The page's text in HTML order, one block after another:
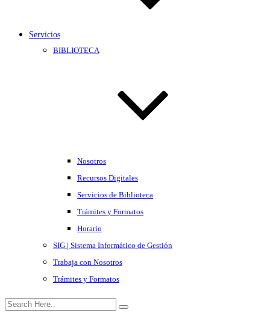
Servicios
BIBLIOTECA
Nosotros
Recursos Digitales
Servicios de Biblioteca
Trámites y Formatos
Horario
SIG | Sistema Informático de Gestión
Trabaja con Nosotros
Trámites y Formatos